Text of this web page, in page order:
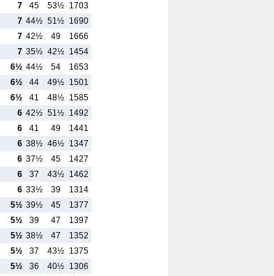
7 45 53½
1703
7 44½ 51½
1690
7 42½ 49
1666
7 35½ 42½
1454
6½ 44½ 54
1653
6½ 44 49½
1501
6½ 41 48½
1585
6 42½ 51½
1492
6 41 49
1441
6 38½ 46½
1347
6 37½ 45
1427
6 37 43½
1462
6 33½ 39
1314
5½ 39½ 45
1377
5½ 39 47
1397
5½ 38½ 47
1352
5½ 37 43½
1375
5½ 36 40½
1306